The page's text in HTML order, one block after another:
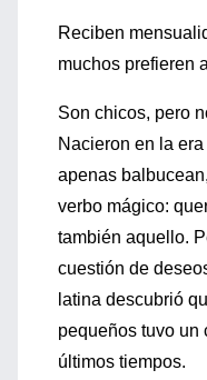
Reciben
muchos prefieren
Son chicos, pero
Nacieron en la
apenas
verbo mágico:
también aquello.
cuestión de
latina descubrió
pequeños tuvo un
últimos tiempos.